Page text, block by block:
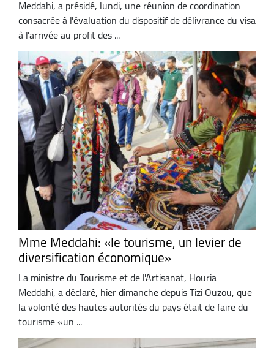
Meddahi, a présidé, lundi, une réunion de coordination
consacrée à l'évaluation du dispositif de délivrance du visa
à l'arrivée au profit des ...
Mme Meddahi: «le tourisme, un levier de
diversification économique»
La ministre du Tourisme et de l'Artisanat, Houria
Meddahi, a déclaré, hier dimanche depuis Tizi Ouzou, que
la volonté des hautes autorités du pays était de faire du
tourisme «un ...